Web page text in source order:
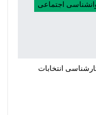
اجتماعی
انتخابات